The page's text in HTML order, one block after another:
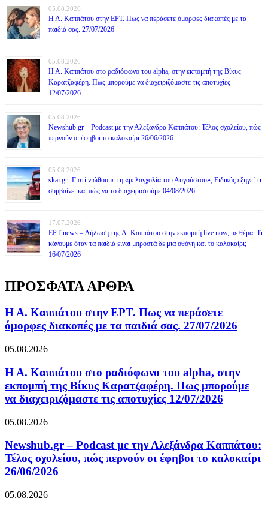
05.08.2026
Η Α. Καππάτου στην ΕΡΤ. Πως να περάσετε όμορφες διακοπές με τα
παιδιά σας. 27/07/2026
05.08.2026
Η Α. Καππάτου στο ραδιόφωνο του alpha, στην εκπομπή της Βίκυς
Καρατζαφέρη. Πως μπορούμε να διαχειριζόμαστε τις αποτυχίες
12/07/2026
05.08.2026
Newshub.gr – Podcast με την Αλεξάνδρα Καππάτου: Τέλος σχολείου, πώς
περνούν οι έφηβοι το καλοκαίρι 26/06/2026
05.08.2026
skai.gr -Γιατί νιώθουμε τη «μελαγχολία του Αυγούστου»; Ειδικός εξηγεί τι
συμβαίνει και πώς να το διαχειριστούμε 04/08/2026
17.07.2026
ΕΡΤ news – Δήλωση της Α. Καππάτου στην εκπομπή live now, με θέμα: Τι
κάνουμε όταν τα παιδιά είναι μπροστά δε μια οθόνη και το καλοκαίρι;
16/07/2026
ΠΡΟΣΦΑΤΑ ΑΡΘΡΑ
Η Α. Καππάτου στην ΕΡΤ. Πως να περάσετε
όμορφες διακοπές με τα παιδιά σας. 27/07/2026
05.08.2026
Η Α. Καππάτου στο ραδιόφωνο του alpha, στην
εκπομπή της Βίκυς Καρατζαφέρη. Πως μπορούμε
να διαχειριζόμαστε τις αποτυχίες 12/07/2026
05.08.2026
Newshub.gr – Podcast με την Αλεξάνδρα Καππάτου:
Τέλος σχολείου, πώς περνούν οι έφηβοι το καλοκαίρι
26/06/2026
05.08.2026